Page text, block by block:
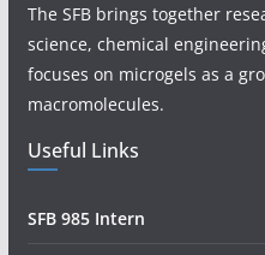
The SFB brings together
science, chemical
focuses on microgels as a
macromolecules.
Useful Links
SFB 985 Intern